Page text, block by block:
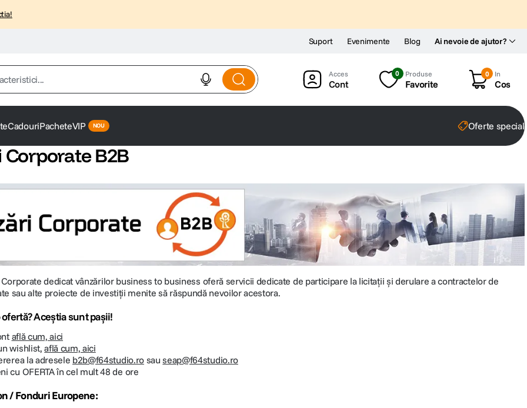
Ai nevoie de ajutor?
Suport Evenimente Blog
Cont
0 Produse
Favorite
0 In
Cos
CadouriPacheteVIP Oferte
Corporate B2B
dedicat vânzărilor business to business oferă servicii dedicate de participare la licitații și derulare a contractelor de
sau alte proiecte de investiții menite să răspundă nevoilor acestora.
Aceștia sunt pașii!
află cum, aici
wishlist,află cum, aici
la adresele b2b@f64studio.rosauseap@f64studio.ro
cu OFERTA în cel mult 48 de ore
/ Fonduri Europene: